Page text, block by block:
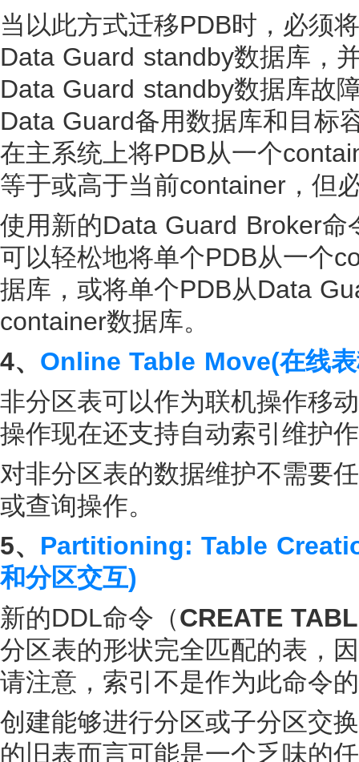
当以此方式迁移PDB时，必须
Data Guard standby数据库，
Data Guard standby数据库故
Data Guard备用数据库和目标
在主系统上将PDB从一个
等于或高于当前container ，但
使用新的Data Guard Broker命
可以轻松地将单个PDB从一个
据库，或将单个PDB从Data
container数据库。
4、 Online Table Move(在线
非分区表可以作为联机操作移
操作现在还支持自动索引维护
对非分区表的数据维护不需要
或查询操作。
5、 Partitioning: Table
和分区交互)
新的DDL命令（CREATE
分区表的形状完全匹配的表，
请注意，索引不是作为此命令
创建能够进行分区或子分区交
的旧表而言可能是一个乏味的